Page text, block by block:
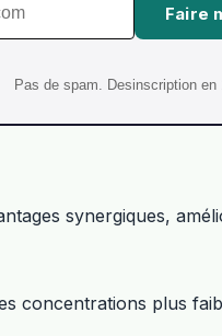
Faire
Pas de spam. Desinscription en
synergiques,
concentrations plus